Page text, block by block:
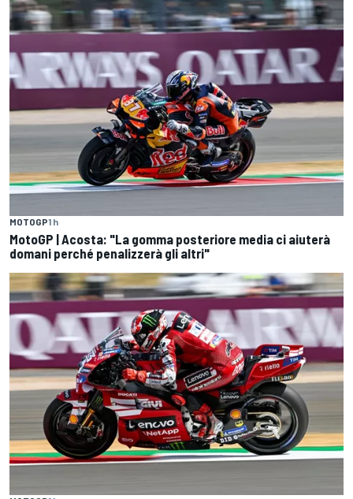
MOTOGP1 h
MotoGP | Acosta: "La gomma posteriore media ci aiuterà
domani perché penalizzerà gli altri"